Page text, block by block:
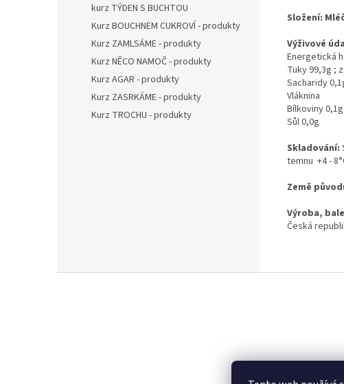
kurz TÝDEN S BUCHTOU
Kurz BOUCHNEM CUKROVÍ - produkty
Kurz ZAMLSÁME - produkty
Kurz NĚCO NAMOČ - produkty
Kurz AGAR - produkty
Kurz ZASRKÁME - produkty
Kurz TROCHU - produkty
Složení:
Výživové
Energetická
Tuky 99,3g ;
Sacharidy
Vláknina
Bílkoviny 0,1g
Sůl 0,0g
Skladování:
temnu +4 -
Země
Výroba,
Česká